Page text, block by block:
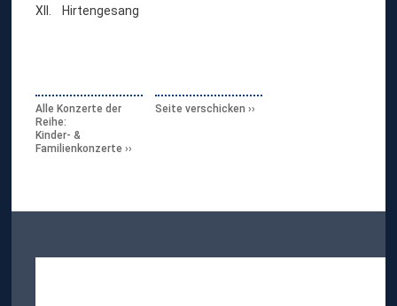
XII. Hirtengesang
Alle Konzerte der
Reihe:
Kinder- &
Familienkonzerte
Seite verschicken